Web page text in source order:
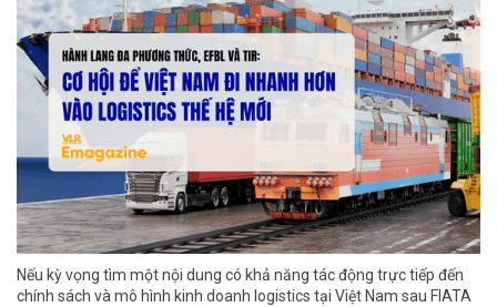
Nếu kỳ vọng tìm một nội dung có khả năng tác động trực tiếp đến
chính sách và mô hình kinh doanh logistics tại Việt Nam sau FIATA